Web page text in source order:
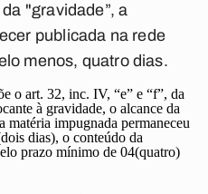
"gravidade”, a
publicada na rede
menos, quatro dias.
o art. 32, inc. IV, “e” e “f”, da
à gravidade, o alcance da
matéria impugnada permaneceu
dias), o conteúdo da
prazo mínimo de 04(quatro)